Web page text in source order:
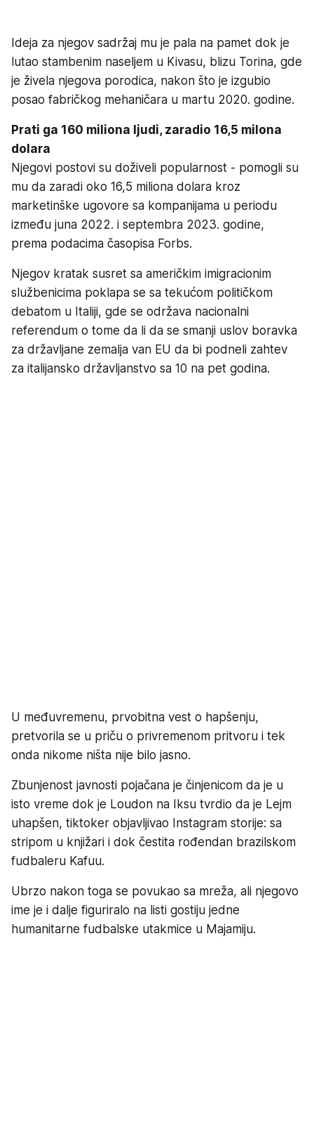
Ideja za njegov sadržaj mu je pala na pamet dok je
lutao stambenim naseljem u Kivasu, blizu Torina, gde
je živela njegova porodica, nakon što je izgubio
posao fabričkog mehaničara u martu 2020. godine.
Prati ga 160 miliona ljudi, zaradio 16,5 milona
dolara
Njegovi postovi su doživeli popularnost - pomogli su
mu da zaradi oko 16,5 miliona dolara kroz
marketinške ugovore sa kompanijama u periodu
između juna 2022. i septembra 2023. godine,
prema podacima časopisa Forbs.
Njegov kratak susret sa američkim imigracionim
službenicima poklapa se sa tekućom političkom
debatom u Italiji, gde se održava nacionalni
referendum o tome da li da se smanji uslov boravka
za državljane zemalja van EU da bi podneli zahtev
za italijansko državljanstvo sa 10 na pet godina.
U međuvremenu, prvobitna vest o hapšenju,
pretvorila se u priču o privremenom pritvoru i tek
onda nikome ništa nije bilo jasno.
Zbunjenost javnosti pojačana je činjenicom da je u
isto vreme dok je Loudon na Iksu tvrdio da je Lejm
uhapšen, tiktoker objavljivao Instagram storije: sa
stripom u knjižari i dok čestita rođendan brazilskom
fudbaleru Kafuu.
Ubrzo nakon toga se povukao sa mreža, ali njegovo
ime je i dalje figuriralo na listi gostiju jedne
humanitarne fudbalske utakmice u Majamiju.